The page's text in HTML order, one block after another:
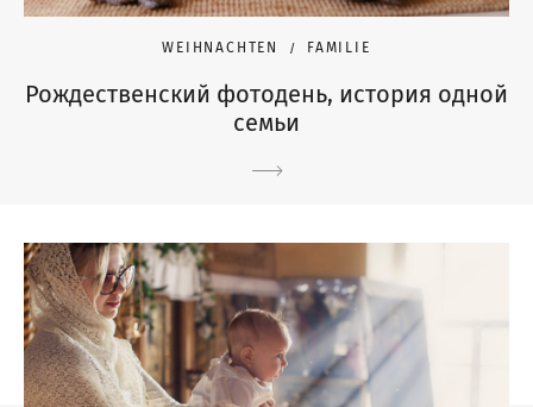
WEIHNACHTEN FAMILIE
Рождественский фотодень, история одной
семьи